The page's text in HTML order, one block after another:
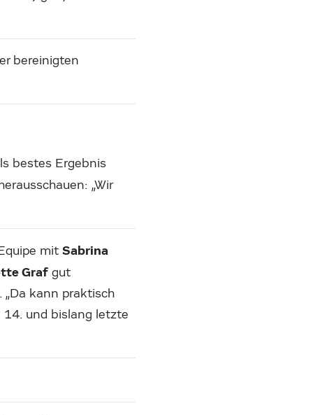
bereinigten
bestes Ergebnis
„Wir
mitSabrina
Graf gut
„Da kann praktisch
14. und bislang letzte